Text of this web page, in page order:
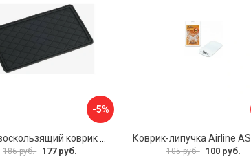
-5%
186 руб. 177 руб. 105 руб. 100 руб.